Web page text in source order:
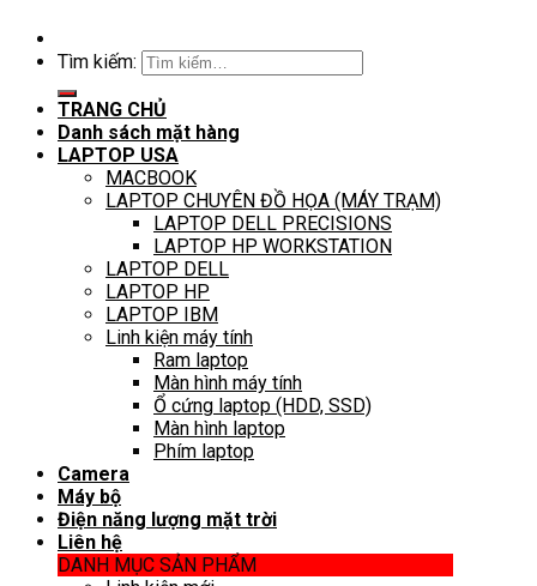
Tìm kiếm:
TRANG CHỦ
Danh sách mặt hàng
LAPTOP USA
MACBOOK
LAPTOP CHUYÊN ĐỒ HỌA (MÁY TRẠM)
LAPTOP DELL PRECISIONS
LAPTOP HP WORKSTATION
LAPTOP DELL
LAPTOP HP
LAPTOP IBM
Linh kiện máy tính
Ram laptop
Màn hình máy tính
Ổ cứng laptop (HDD, SSD)
Màn hình laptop
Phím laptop
Camera
Máy bộ
Điện năng lượng mặt trời
Liên hệ
DANH MỤC SẢN PHẨM